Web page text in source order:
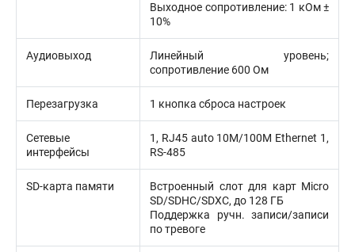
Выходное сопротивление: 1 кОм ±
10%
Аудиовыход
Линейный уровень;
сопротивление 600 Ом
Перезагрузка 1 кнопка сброса настроек
Сетевые
интерфейсы
1, RJ45 auto 10M/100M Ethernet 1,
RS-485
SD-карта памяти
Встроенный слот для карт Micro
SD/SDHC/SDXC, до 128 ГБ
Поддержка ручн. записи/записи
по тревоге